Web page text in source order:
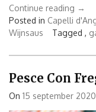
Continue reading
con
→
Posted in Capelli
Wijnsaus
Tagged ,
Pesce Con
On 15 september 2020